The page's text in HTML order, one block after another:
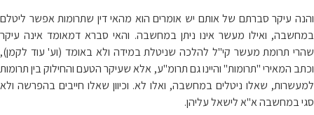
והנה עיקר סברתם של אותם יש אומרים הוא מהאי דין שתרומות אפשר ליטלם
במחשבה, ואילו מעשר אינו ניתן במחשבה. והאי סברא דמאומד אינה עיקר
שהרי תרומת מעשר קי"ל להלכה שניטלת במידה ולא באומד (וע' עוד לקמן),
וכתב המאירי "תרומות" והיינו גם תרומ"ע, אלא שעיקר הטעם והחילוק בין תרומות
למעשרות, שאלו ניטלים במחשבה, ואלו לא. וכיוון שאלו חייבים בהפרשה ולא
סגי במחשבה א"א לישאל עליהן.